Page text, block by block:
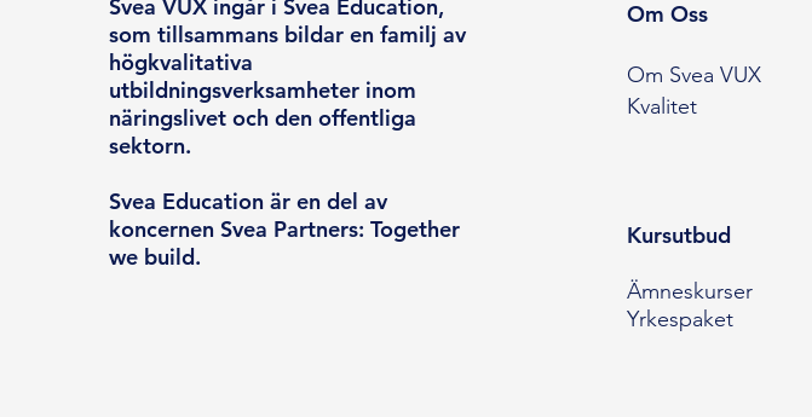
Svea VUX ingår i Svea Education,
som tillsammans bildar en familj av
högkvalitativa
utbildningsverksamheter inom
näringslivet och den offentliga
sektorn.
Svea Education är en del av
koncernen Svea Partners: Together
we build.
Om Oss
Om Svea VUX
Kvalitet
Kursutbud
Ämneskurser
Yrkespaket